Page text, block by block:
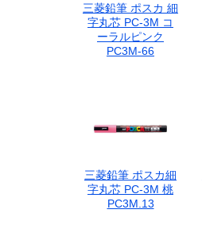
三菱鉛筆 ポスカ 細
字丸芯 PC-3M コ
ーラルピンク
PC3M-66
三菱鉛筆 ポスカ細
字丸芯 PC-3M 桃
PC3M.13